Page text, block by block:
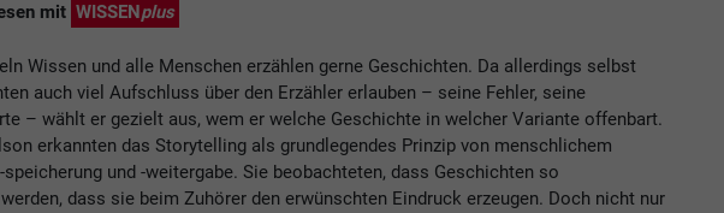
mit WISSEN plus
Wissen und alle Menschen erzählen gerne Geschichten. Da allerdings selbst
auch viel Aufschluss über den Erzähler erlauben – seine Fehler, seine
– wählt er gezielt aus, wem er welche Geschichte in welcher Variante offenbart.
erkannten das Storytelling als grundlegendes Prinzip von menschlichem
und -weitergabe. Sie beobachteten, dass Geschichten so
dass sie beim Zuhörer den erwünschten Eindruck erzeugen. Doch nicht nur